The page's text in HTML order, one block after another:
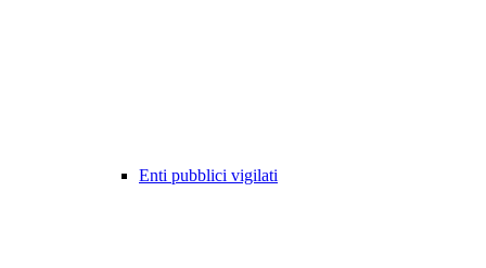
Enti pubblici vigilati